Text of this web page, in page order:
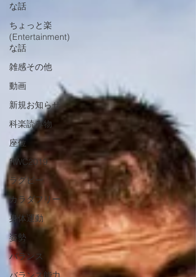
な話
ちょっと楽
(Entertainment)
な話
雑感その他
動画
新規お知らせ
科楽読み物
座位
RWC2019
ラグビー
カラダフリー
身体運動
姿勢
バランス